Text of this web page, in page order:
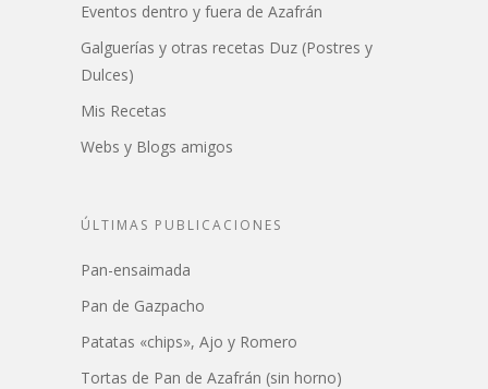
Eventos dentro y fuera de Azafrán
Galguerías y otras recetas Duz (Postres y
Dulces)
Mis Recetas
Webs y Blogs amigos
ÚLTIMAS PUBLICACIONES
Pan-ensaimada
Pan de Gazpacho
Patatas «chips», Ajo y Romero
Tortas de Pan de Azafrán (sin horno)